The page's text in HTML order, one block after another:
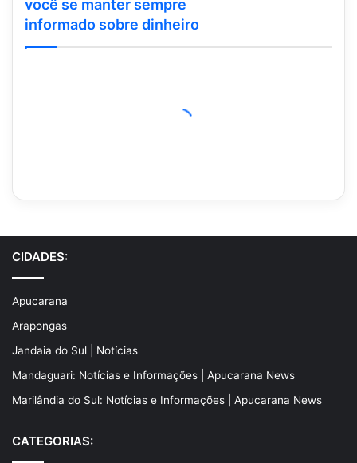
você se manter sempre
informado sobre dinheiro
CIDADES:
Apucarana
Arapongas
Jandaia do Sul | Notícias
Mandaguari: Notícias e Informações | Apucarana News
Marilândia do Sul: Notícias e Informações | Apucarana News
CATEGORIAS: